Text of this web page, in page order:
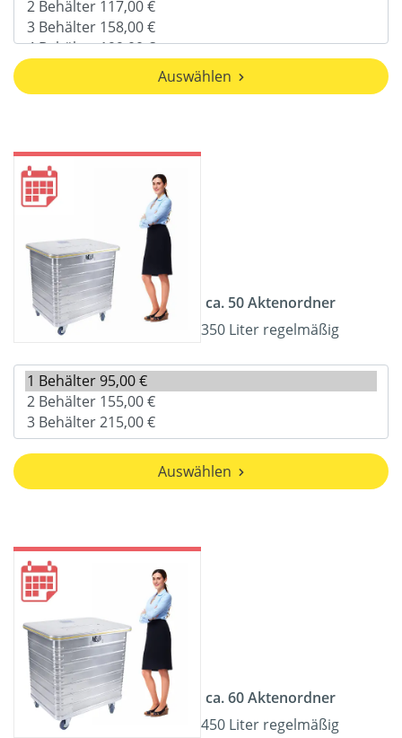
Auswählen
ca. 50 Aktenordner
350 Liter regelmäßig
Auswählen
ca. 60 Aktenordner
450 Liter regelmäßig